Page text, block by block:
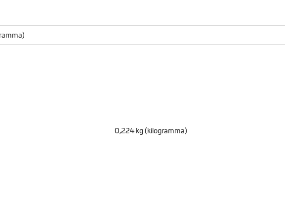
0,224 kg (kilogramma)